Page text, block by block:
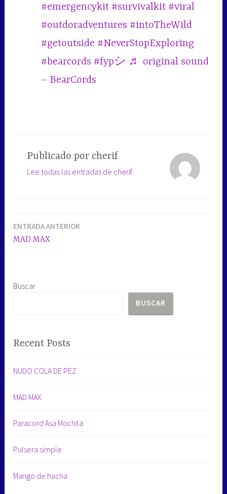
#emergencykit #survivalkit #viral
#outdoradventures #intoTheWild
#getoutside #NeverStopExploring
#bearcords #fypシ ♬ original sound
– BearCords
Publicado por cherif
Lee todas las entradas de cherif
Navegación
ENTRADA ANTERIOR
MAD MAX
Buscar
BUSCAR
Recent Posts
NUDO COLA DE PEZ
MAD MAX
Paracord Asa Mochila
Pulsera simple
Mango de hacha